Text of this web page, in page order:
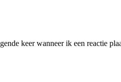
keer wanneer ik een reactie